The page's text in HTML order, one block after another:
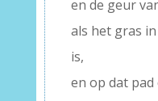
en de geur
als het gras
is,
en op dat